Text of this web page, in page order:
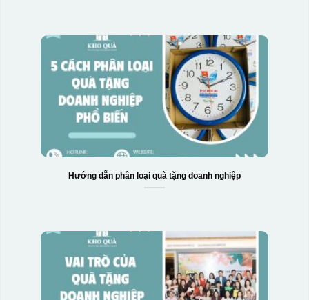
Hướng dẫn phân loại quà tặng doanh nghiệp